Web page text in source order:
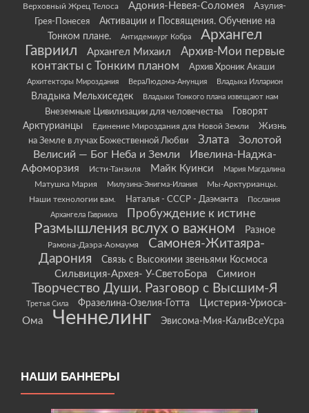
Верховный Жрец Телоса
Адония-Невея-Соломея
Азулия-
Грея-Понесея
Активации и Посвящения. Обучение на
Тонком плане.
Антидемиург Кобра
Архангел
Гавриил
Архангел Михаил
Архив-Мои первые
контакты с Тонким планом
Архив Хроник Акаши
Архитекторы Мироздания ВераЛюдома-Анунция Владыка Илларион
Владыка Мельхиседек Владыки Тонкого плана извещают нам
Внеземные Цивилизации для человечества
Говорят
Арктурианцы
Единение Мироздания для Новой Земли
Жизнь
на Земле в лучах Божественной Любви
Злата
Золотой
Велисий — Бог Неба и Земли
Ивелина-Наджа-
Афоморзия
Исти-Танзиля Майк Куинси Мария Магдалина
Матушка Мария Милузина-Энигма-Илания
Мы-Арктурианцы.
Наши технологии вам.
Наталья - СССР - Даэманта
Послания
Архангела Гавриила
Пробуждение к истине
Размышления вслух о важном Разное
Рамона-Даэра-Аомаумя
Самонея-Житаяра-
Дарония
Связь с Высокими звеньями Космоса
Сильвиция-Архея- У-СветоБора Симион
Творчество Души. Разговор с Высшим-Я
Третья Сила Фразелина-Озелия-Готта
Цистерия-Уриоса-
Ома
Ченнелинг Эвисома-Мия-КалиВсеУсра
НАШИ БАННЕРЫ